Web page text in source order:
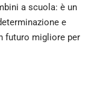
a scuola: è un
e
futuro migliore per